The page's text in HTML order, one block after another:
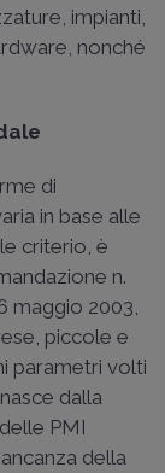
impianti,
nonché
di
in base alle
criterio, è
n.
maggio 2003,
piccole e
parametri volti
dalla
PMI
della